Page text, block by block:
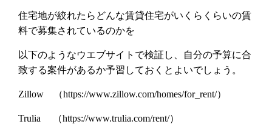
住宅地が絞れたらどんな賃貸住宅がいくらくらいの賃
料で募集されているのかを
以下のようなウエブサイトで検証し、自分の予算に合
致する案件があるか予習しておくとよいでしょう。
Zillow （https://www.zillow.com/homes/for_rent/）
Trulia （https://www.trulia.com/rent/）